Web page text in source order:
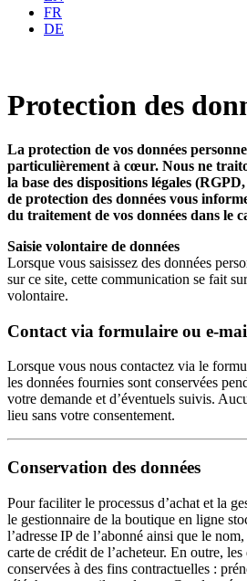
FR
DE
Protection des
La protection de vos données
particulièrement à cœur. Nous ne
la base des dispositions légales
de protection des données vous
du traitement de vos données dans le
Saisie volontaire de données
Lorsque vous saisissez des données
sur ce site, cette communication se fait
volontaire.
Contact via formulaire ou
Lorsque vous nous contactez via le
les données fournies sont conservées
votre demande et d’éventuels suivis.
lieu sans votre consentement.
Conservation des données
Pour faciliter le processus d’achat et la
le gestionnaire de la boutique en ligne
l’adresse IP de l’abonné ainsi que le
carte de crédit de l’acheteur. En outre,
conservées à des fins contractuelles :